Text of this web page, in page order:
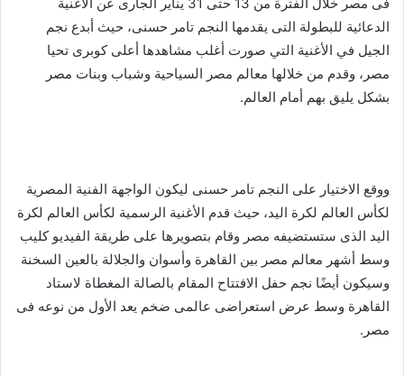
فى مصر خلال الفترة من 13 حتى 31 يناير الجارى عن الأغنية
الدعائية للبطولة التى يقدمها النجم تامر حسنى، حيث أبدع نجم
الجيل في الأغنية التي صورت أغلب مشاهدها أعلى كوبرى تحيا
مصر، وقدم من خلالها معالم مصر السياحية وشباب وبنات مصر
بشكل يليق بهم أمام العالم.
ووقع الاختيار على النجم تامر حسنى ليكون الواجهة الفنية المصرية
لكأس العالم لكرة اليد، حيث قدم الأغنية الرسمية لكأس العالم لكرة
اليد الذى ستستضيفه مصر وقام بتصويرها على طريقة الفيديو كليب
وسط أشهر معالم مصر بين القاهرة وأسوان والجلالة بالعين السخنة
وسيكون أيضًا نجم حفل الافتتاح المقام بالصالة المغطاة لاستاد
القاهرة وسط عرض استعراضى عالمى ضخم يعد الأول من نوعه فى
مصر.